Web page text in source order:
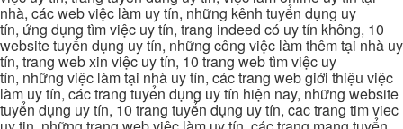
nhà, các web việc làm uy tín, những kênh tuyển dụng uy
tín, ứng dụng tìm việc uy tín, trang indeed có uy tín không, 10
website tuyển dụng uy tín, những công việc làm thêm tại nhà uy
tín, trang web xin việc uy tín, 10 trang web tìm việc uy
tín, những việc làm tại nhà uy tín, các trang web giới thiệu việc
làm uy tín, các trang tuyển dụng uy tín hiện nay, những website
tuyển dụng uy tín, 10 trang tuyển dụng uy tín, cac trang tim viec